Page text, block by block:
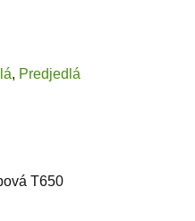
, Predjedlá
T650